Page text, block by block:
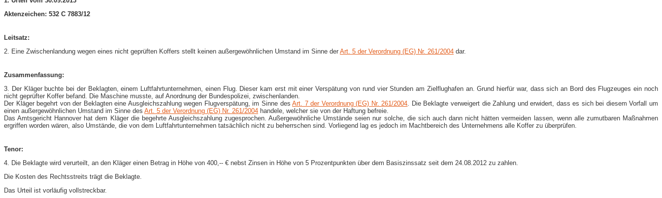
Aktenzeichen: 532 C 7883/12
Leitsatz:
2. Eine Zwischenlandung wegen eines nicht geprüften Koffers stellt keinen außergewöhnlichen Umstand im Sinne der Art. 5 der Verordnung (EG) Nr. 261/2004 dar.
Zusammenfassung:
3. Der Kläger buchte bei der Beklagten, einem Luftfahrtunternehmen, einen Flug. Dieser kam erst mit einer Verspätung von rund vier Stunden am Zielflughafen an. Grund hierfür war, dass sich an Bord des Flugzeuges ein noch
nicht geprüfter Koffer befand. Die Maschine musste, auf Anordnung der Bundespolizei, zwischenlanden.
Der Kläger begehrt von der Beklagten eine Ausgleichszahlung wegen Flugverspätung, im Sinne desArt. 7 der Verordnung (EG) Nr. 261/2004 . Die Beklagte verweigert die Zahlung und erwidert, dass es sich bei diesem Vorfall um
einen außergewöhnlichen Umstand im Sinne des Art. 5 der Verordnung (EG) Nr. 261/2004 handele, welcher sie von der Haftung befreie.
Das Amtsgericht Hannover hat dem Kläger die begehrte Ausgleichszahlung zugesprochen. Außergewöhnliche Umstände seien nur solche, die sich auch dann nicht hätten vermeiden lassen, wenn alle zumutbaren Maßnahmen
ergriffen worden wären, also Umstände, die von dem Luftfahrtunternehmen tatsächlich nicht zu beherrschen sind. Vorliegend lag es jedoch im Machtbereich des Unternehmens alle Koffer zu überprüfen.
Tenor:
4. Die Beklagte wird verurteilt, an den Kläger einen Betrag in Höhe von 400,-​- € nebst Zinsen in Höhe von 5 Prozentpunkten über dem Basiszinssatz seit dem 24.08.2012 zu zahlen.
Die Kosten des Rechtsstreits trägt die Beklagte.
Das Urteil ist vorläufig vollstreckbar.